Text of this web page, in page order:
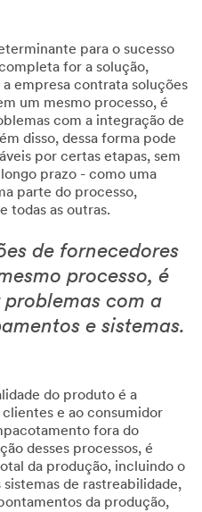
para o sucesso
for a solução,
empresa contrata soluções
um mesmo processo, é
com a integração de
disso, dessa forma pode
por certas etapas, sem
prazo - como uma
parte do processo,
todas as outras.
de fornecedores
processo, é
com a
e sistemas.
do produto é a
e ao consumidor
fora do
desses processos, é
da produção, incluindo o
de rastreabilidade,
da produção,